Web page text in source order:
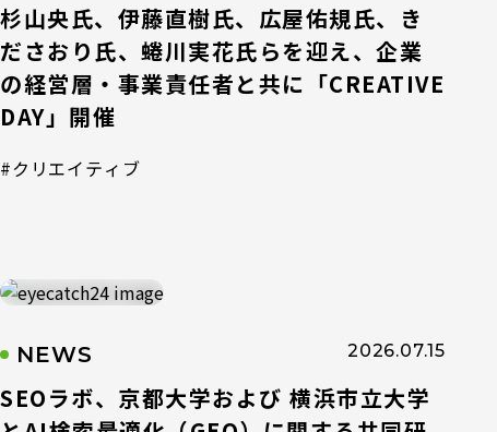
杉山央氏、伊藤直樹氏、広屋佑規氏、き
ださおり氏、蜷川実花氏らを迎え、企業
の経営層・事業責任者と共に「CREATIVE
DAY」開催
#クリエイティブ
NEWS 2026.07.15
SEOラボ、京都大学および 横浜市立大学